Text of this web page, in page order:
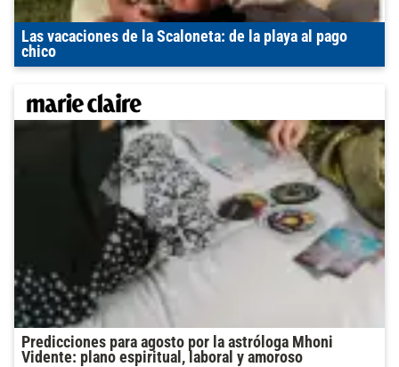
Las vacaciones de la Scaloneta: de la playa al pago
chico
Predicciones para agosto por la astróloga Mhoni
Vidente: plano espiritual, laboral y amoroso